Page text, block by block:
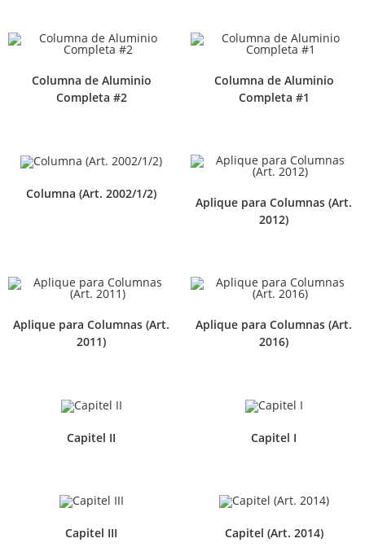
Columna de Aluminio
Completa #2
Columna de Aluminio
Completa #1
Columna (Art. 2002/1/2)
Aplique para Columnas (Art.
2012)
Aplique para Columnas (Art.
2011)
Aplique para Columnas (Art.
2016)
Capitel II Capitel I
Capitel III Capitel (Art. 2014)